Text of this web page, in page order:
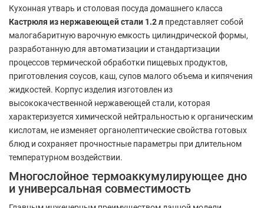
Кухонная утварь и столовая посуда домашнего класса
Кастрюля из нержавеющей стали 1.2 л представляет собой
малогабаритную варочную емкость цилиндрической формы,
разработанную для автоматизации и стандартизации
процессов термической обработки пищевых продуктов,
приготовления соусов, каш, супов малого объема и кипячения
жидкостей. Корпус изделия изготовлен из
высококачественной нержавеющей стали, которая
характеризуется химической нейтральностью к органическим
кислотам, не изменяет органолептические свойства готовых
блюд и сохраняет прочностные параметры при длительном
температурном воздействии.
Многослойное термоаккумулирующее дно
и универсальная совместимость